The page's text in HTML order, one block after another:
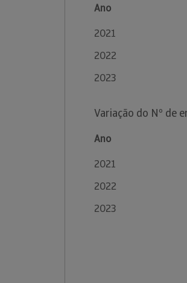
Ano
2021
2022
2023
Variação do Nº de
Ano
2021
2022
2023